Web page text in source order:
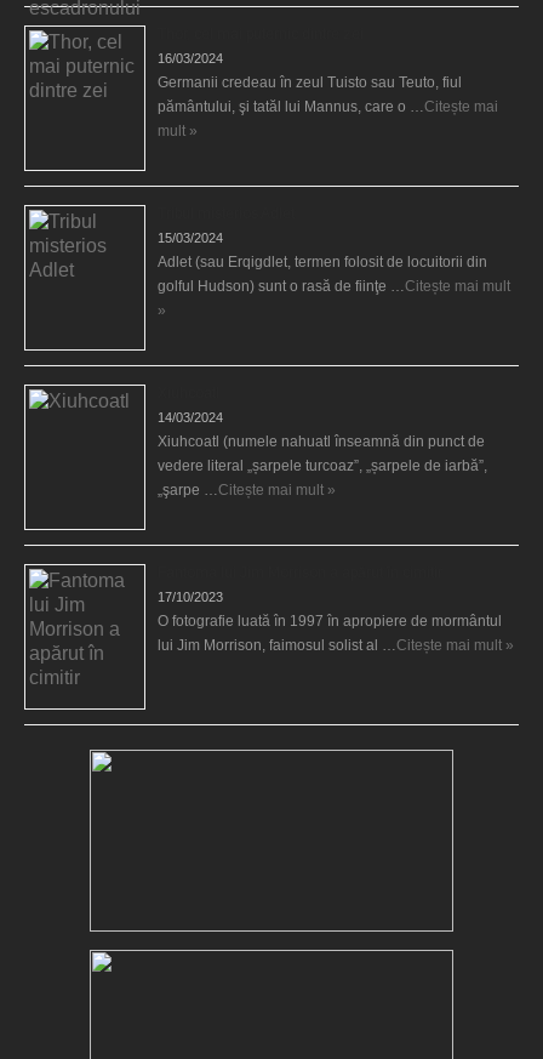
16/03/2024
Germanii credeau în zeul Tuisto sau Teuto, fiul
pământului, şi tatăl lui Mannus, care o …Citește mai
mult »
15/03/2024
Adlet (sau Erqigdlet, termen folosit de locuitorii din
golful Hudson) sunt o rasă de fiinţe …Citește mai mult
»
14/03/2024
Xiuhcoatl (numele nahuatl înseamnă din punct de
vedere literal „șarpele turcoaz”, „șarpele de iarbă”,
„şarpe …Citește mai mult »
17/10/2023
O fotografie luată în 1997 în apropiere de mormântul
lui Jim Morrison, faimosul solist al …Citește mai mult »